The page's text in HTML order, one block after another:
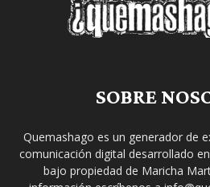
SOBRE
Quemashago es un generador de
comunicación digital desarrollado
bajo propiedad de Maricha